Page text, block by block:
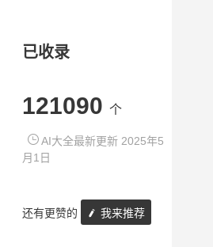
已收录
121090 个
AI大全最新更新 2025年5
月1日
还有更赞的 我来推荐